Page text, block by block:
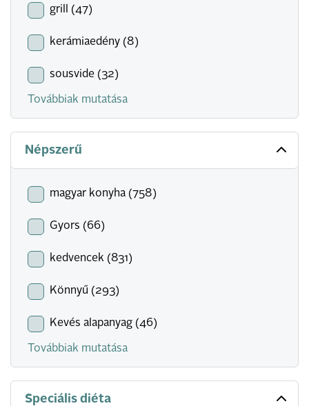
grill (47)
kerámiaedény (8)
sousvide (32)
Továbbiak mutatása
Népszerű
magyar konyha (758)
Gyors (66)
kedvencek (831)
Könnyű (293)
Kevés alapanyag (46)
Továbbiak mutatása
Speciális diéta